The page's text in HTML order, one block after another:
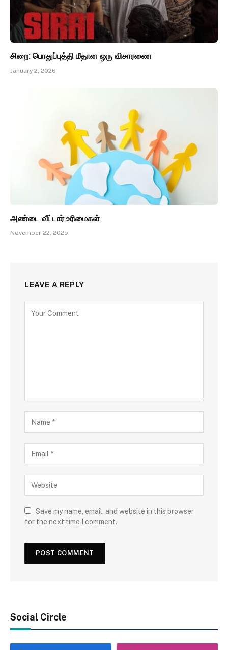
சிறை: பொதுப்புத்தி மீதான ஒரு விசாரணை
January 2, 2026
அண்டை வீட்டார் உரிமைகள்
November 22, 2025
LEAVE A REPLY
Save my name, email, and website in this browser
for the next time I comment.
Social Circle